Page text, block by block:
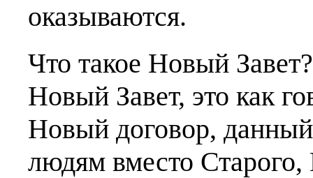
оказываются.
Что такое Новый Завет?
Новый Завет, это как
Новый договор,
людям вместо Старого,